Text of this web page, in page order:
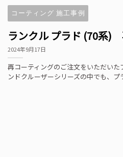
コーティング 施工事例
ランクル プラド (70系)
2024年9月17日
再コーティングのご注文をいただい
ンドクルーザーシリーズの中でも、